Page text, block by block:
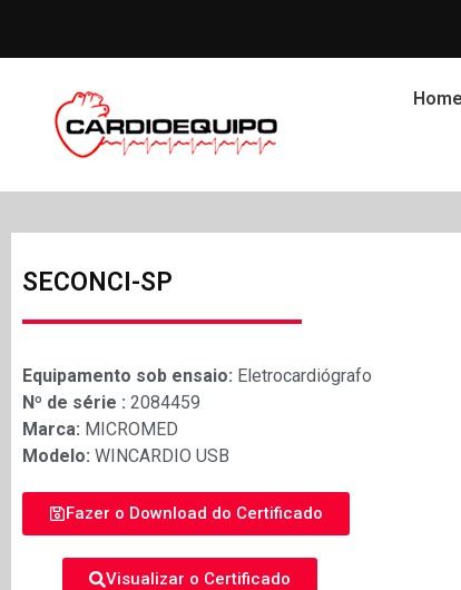
Home
SECONCI-SP
Equipamento sob ensaio: Eletrocardiógrafo
Nº de série : 2084459
Marca: MICROMED
Modelo: WINCARDIO USB
Fazer o Download do Certificado
Visualizar o Certificado